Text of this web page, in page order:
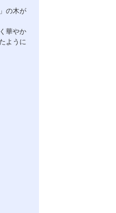
の木が
華やか
ように